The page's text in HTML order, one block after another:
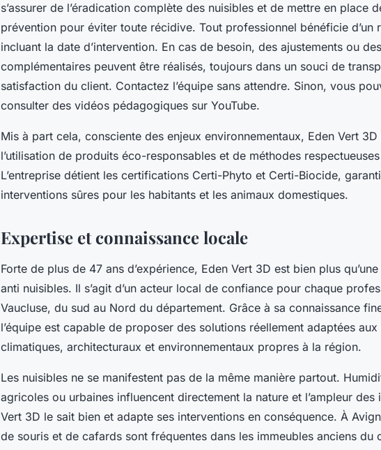
s’assurer de l’éradication complète des nuisibles et de mettre en place
prévention pour éviter toute récidive. Tout professionnel bénéficie d’un
incluant la date d’intervention. En cas de besoin, des ajustements ou
complémentaires peuvent être réalisés, toujours dans un souci de
satisfaction du client. Contactez l’équipe sans attendre. Sinon, vous
consulter des vidéos pédagogiques sur YouTube.
Mis à part cela, consciente des enjeux environnementaux, Eden Vert
l’utilisation de produits éco-responsables et de méthodes
L’entreprise détient les certifications Certi-Phyto et Certi-Biocide,
interventions sûres pour les habitants et les animaux domestiques.
Expertise et connaissance locale
Forte de plus de 47 ans d’expérience, Eden Vert 3D est bien plus
anti nuisibles. Il s’agit d’un acteur local de confiance pour chaque
Vaucluse, du sud au Nord du département. Grâce à sa connaissance
l’équipe est capable de proposer des solutions réellement adaptées
climatiques, architecturaux et environnementaux propres à la région.
Les nuisibles ne se manifestent pas de la même manière partout.
agricoles ou urbaines influencent directement la nature et l’ampleur des
Vert 3D le sait bien et adapte ses interventions en conséquence. À
de souris et de cafards sont fréquentes dans les immeubles anciens du